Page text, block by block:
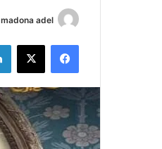
madona adel
فيسبوك